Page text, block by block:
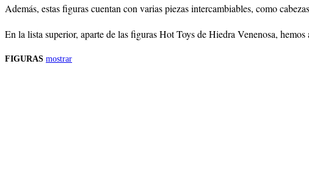
Además, estas figuras cuentan con varias piezas intercambiables, como
En la lista superior, aparte de las figuras Hot Toys de Hiedra Venenosa,
FIGURAS mostrar